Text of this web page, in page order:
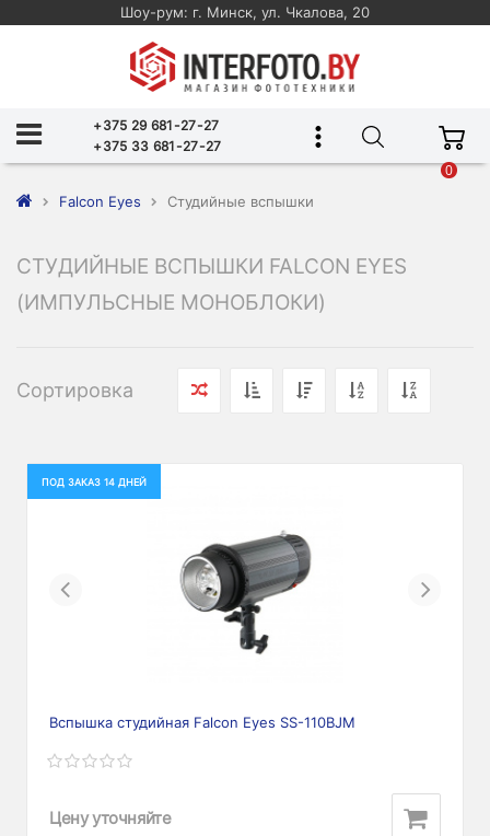
Шоу-рум: г. Минск, ул. Чкалова, 20
+375 29 681-27-27
+375 33 681-27-27
0
Falcon Eyes Студийные вспышки
СТУДИЙНЫЕ ВСПЫШКИ FALCON EYES
(ИМПУЛЬСНЫЕ МОНОБЛОКИ)
Сортировка
ПОД ЗАКАЗ 14 ДНЕЙ
Previous Next
Вспышка студийная Falcon Eyes SS-110BJM
Цену уточняйте